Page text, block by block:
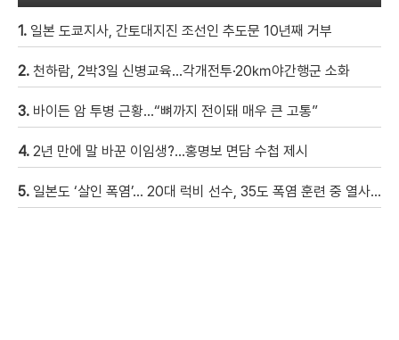
1. 일본 도쿄지사, 간토대지진 조선인 추도문 10년째 거부
2. 천하람, 2박3일 신병교육…각개전투·20㎞야간행군 소화
3. 바이든 암 투병 근황…“뼈까지 전이돼 매우 큰 고통”
4. 2년 만에 말 바꾼 이임생?…홍명보 면담 수첩 제시
5. 일본도 ‘살인 폭염’… 20대 럭비 선수, 35도 폭염 훈련 중 열사병 사망